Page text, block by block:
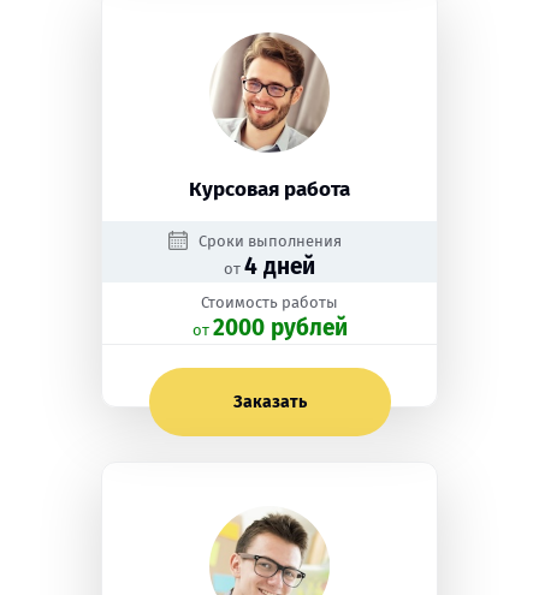
Курсовая работа
Сроки выполнения
от 4 дней
Стоимость работы
oт 2000 рублей
Заказать